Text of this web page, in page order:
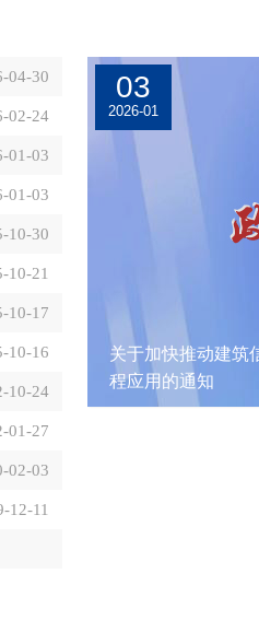
04-30
02-24
01-03
01-03
10-30
10-21
10-17
10-16
10-24
01-27
02-03
12-11
03
2026-01
关于加快推动建筑
程应用的通知